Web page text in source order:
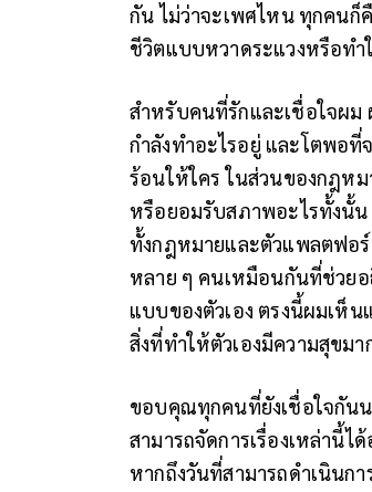
กัน ไม่ว่าจะเพศไหน ทุกคนก็
ชีวิตแบบหวาดระแวงหรือท
สำหรับคนที่รักและเชื่อใจผม
กำลังทำอะไรอยู่ และโตพอที่
ร้อนให้ใคร ในส่วนของกฎห
หรือยอมรับสภาพอะไรทั้งนั้น
ทั้งกฎหมายและตัวแพลตฟอ
หลาย ๆ คนเหมือนกันที่ช่วยอ
แบบของตัวเอง ตรงนี้ผมเห็
สิ่งที่ทำให้ตัวเองมีความสุขมา
ขอบคุณทุกคนที่ยังเชื่อใจกัน
สามารถจัดการเรื่องเหล่านี้
หากถึงวันที่สามารถดำเนินก